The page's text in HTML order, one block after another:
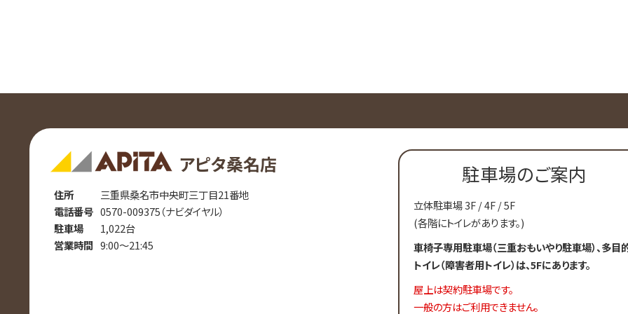
アピタ桑名店
住所
三重県桑名市中央町三丁目21番地
電話番号 0570-009375（ナビダイヤル）
駐車場
1,022台
営業時間 9:00～21:45
駐車場のご案内
立体駐車場 3F / 4F / 5F
(各階にトイレがあります。)
車椅子専用駐車場（三重おもいやり駐車場）、多目
トイレ（障害者用トイレ）は、5Fにあります。
屋上は契約駐車場です。
一般の方はご利用できません。